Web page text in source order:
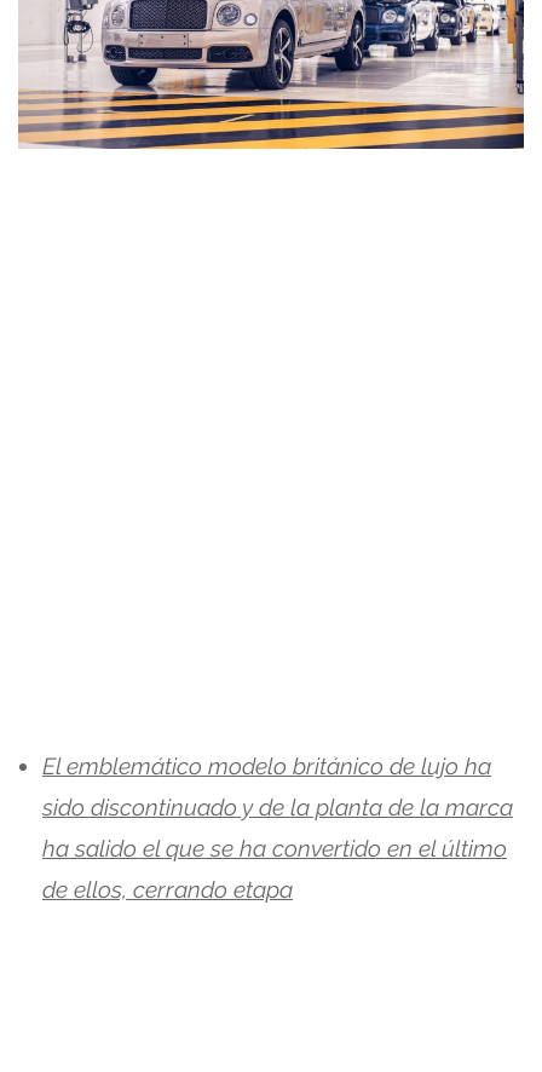
El emblemático modelo británico de lujo ha
sido discontinuado y de la planta de la marca
ha salido el que se ha convertido en el último
de ellos, cerrando etapa